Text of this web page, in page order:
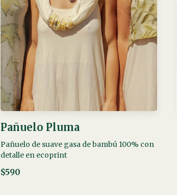
Pañuelo Pluma
Pañuelo de suave gasa de bambú 100% con
detalle en ecoprint
$590